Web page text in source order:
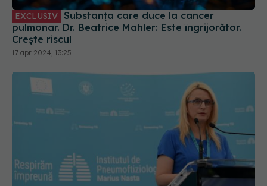
17 apr 2024, 13:25
Beatrice Mahler: Fumatul și poluarea, principalii
factori de risc în BPOC la peste 50 de ani